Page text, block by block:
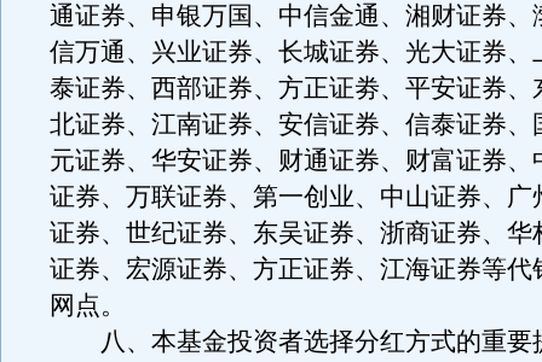
通证券、申银万国、中信金通、湘财证券、
信万通、兴业证券、长城证券、光大证券、
泰证券、西部证券、方正证劵、平安证券、
北证券、江南证券、安信证券、信泰证券、
元证券、华安证券、财通证券、财富证券、
证券、万联证券、第一创业、中山证券、广
证券、世纪证券、东吴证券、浙商证券、华
证券、宏源证券、方正证券、江海证券等代
网点。
八、本基金投资者选择分红方式的重要